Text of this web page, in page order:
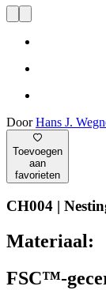
DoorHans J.
Toevoegen
aan
favorieten
CH004 |
Materiaal:
FSC™-